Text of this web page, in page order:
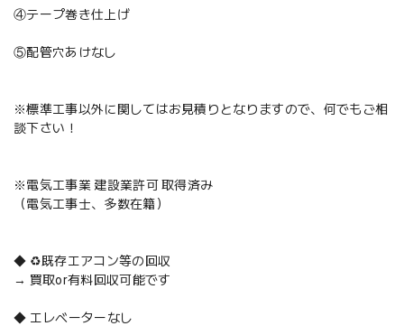
④テープ巻き仕上げ
⑤配管穴あけなし
※標準工事以外に関してはお見積りとなりますので、何でもご相
談下さい！
※電気工事業 建設業許可 取得済み
（電気工事士、多数在籍）
◆ ♻️既存エアコン等の回収
→ 買取or有料回収可能です
◆ エレベーターなし